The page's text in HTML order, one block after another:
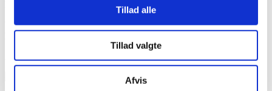
Tillad alle
Tillad valgte
Afvis
Vi er beliggende på en af Danmark’s smukkeste gader midt i Assens.
Åbningstider